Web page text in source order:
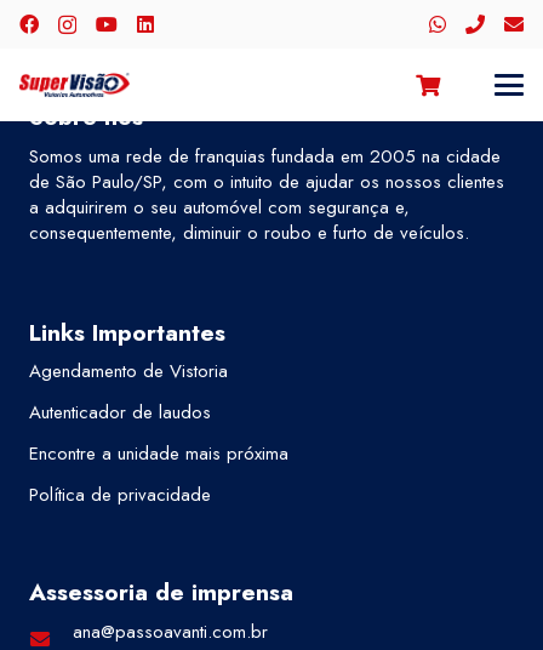
Sobre nós
Somos uma rede de franquias fundada em 2005 na cidade
de São Paulo/SP, com o intuito de ajudar os nossos clientes
a adquirirem o seu automóvel com segurança e,
consequentemente, diminuir o roubo e furto de veículos.
Links Importantes
Agendamento de Vistoria
Autenticador de laudos
Encontre a unidade mais próxima
Política de privacidade
Assessoria de imprensa
ana@passoavanti.com.br